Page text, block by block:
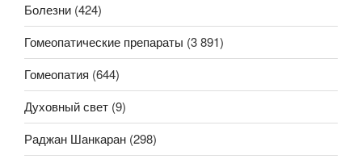
Болезни (424)
Гомеопатические препараты (3 891)
Гомеопатия (644)
Духовный свет (9)
Раджан Шанкаран (298)